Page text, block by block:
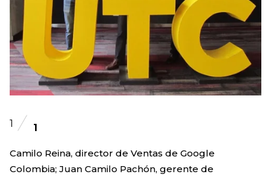
1 1
Camilo Reina, director de Ventas de Google
Colombia; Juan Camilo Pachón, gerente de